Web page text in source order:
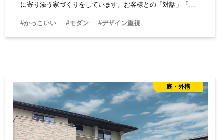
に寄り添う家づくりをしています。お客様との「対話」「楽
れる工務店です。
#かっこいい #モダン #デザイン重視
庭・外構